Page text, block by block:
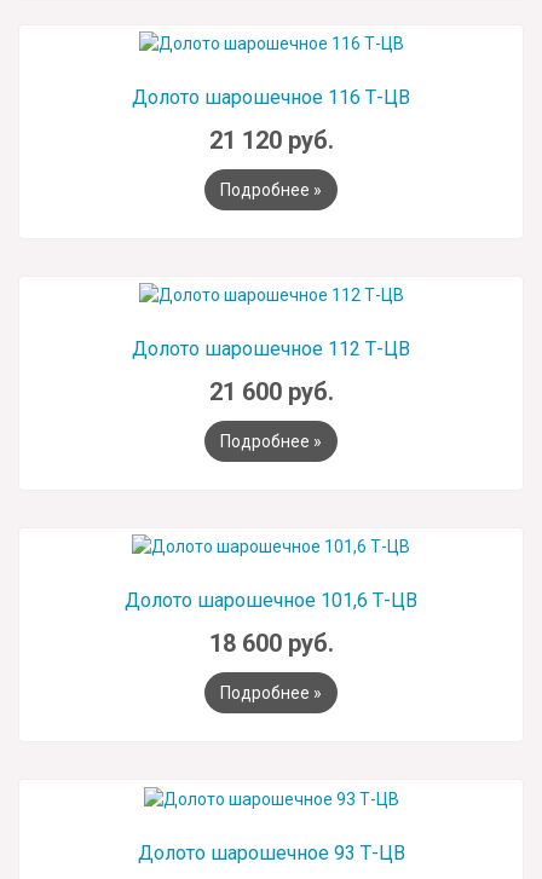
Долото шарошечное 116 Т-ЦВ
21 120 руб.
Подробнее »
Долото шарошечное 112 Т-ЦВ
21 600 руб.
Подробнее »
Долото шарошечное 101,6 Т-ЦВ
18 600 руб.
Подробнее »
Долото шарошечное 93 Т-ЦВ